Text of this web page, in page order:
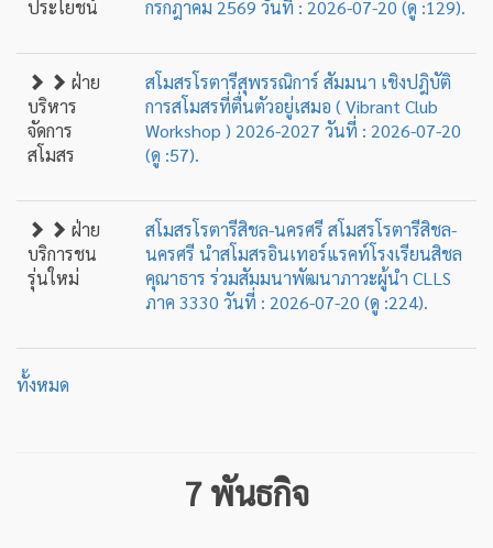
ฝ่าย
บริหาร
จัดการ
สโมสร
สโมสรโรตารีสุพรรณิการ์ สัมมนา เชิงปฎิบัติ
การสโมสรที่ตื่นตัวอยู่เสมอ ( Vibrant Club
Workshop ) 2026-2027 วันที่ : 2026-07-20
(ดู :57).
ฝ่าย
บริการชน
รุ่นใหม่
สโมสรโรตารีสิชล-นครศรี สโมสรโรตารีสิชล-
นครศรี นำสโมสรอินเทอร์แรคท์โรงเรียนสิชล
คุณาธาร ร่วมสัมมนาพัฒนาภาวะผู้นำ CLLS
ภาค 3330 วันที่ : 2026-07-20 (ดู :224).
ทั้งหมด
7 พันธกิจ